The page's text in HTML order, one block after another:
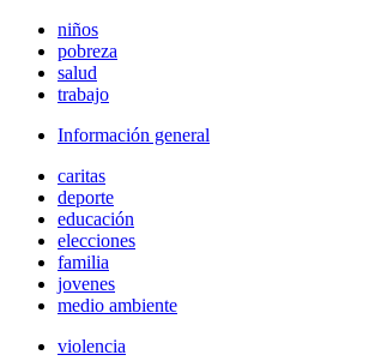
niños
pobreza
salud
trabajo
Información general
caritas
deporte
educación
elecciones
familia
jovenes
medio ambiente
violencia